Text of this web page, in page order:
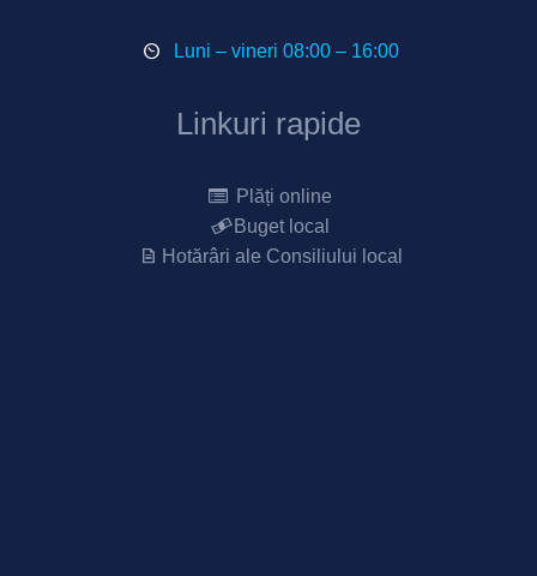
Luni – vineri 08:00 – 16:00
Linkuri rapide
Plăți online
Buget local
Hotărâri ale Consiliului local